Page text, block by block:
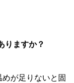
りますか？
が足りないと固